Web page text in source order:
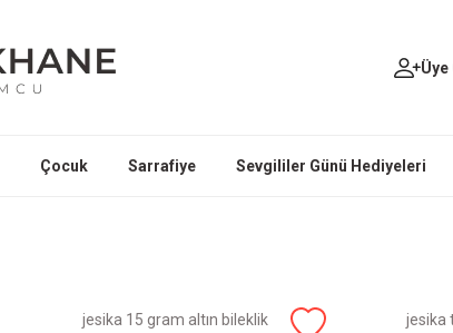
Üye
Çocuk Sarrafiye Sevgililer Günü Hediyeleri
jesika 15 gram altın bileklik jesika